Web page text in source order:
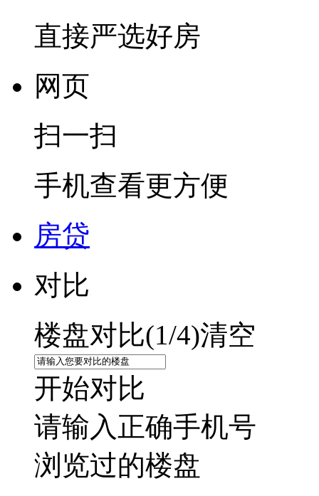
直接严选好房
网页
扫一扫
手机查看更方便
房贷
对比
楼盘对比(1/4)清空
开始对比
请输入正确手机号
浏览过的楼盘